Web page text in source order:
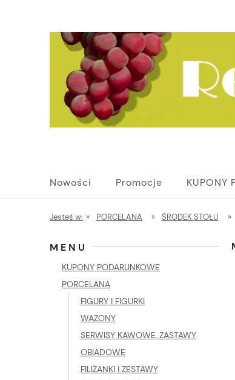
Nowości Promocje KUPONY
Jesteś w: » PORCELANA » ŚRODEK STOŁU »
MENU
KUPONY PODARUNKOWE
PORCELANA
FIGURY I FIGURKI
WAZONY
SERWISY KAWOWE, ZASTAWY
OBIADOWE
FILIŻANKI I ZESTAWY